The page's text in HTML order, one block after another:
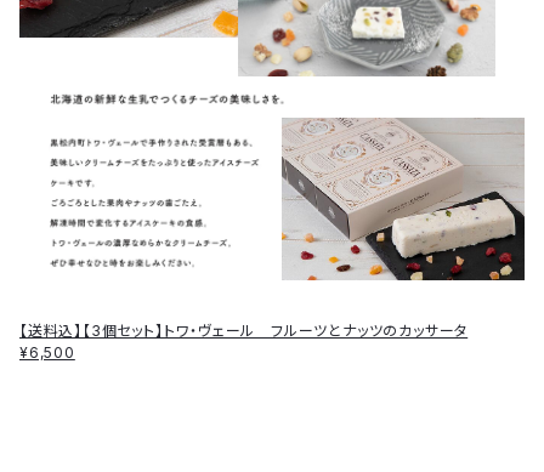
【送料込】【3個セット】トワ・ヴェール フルーツとナッツのカッサータ
¥6,500